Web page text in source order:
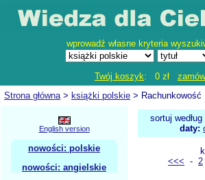
wprowadź własne kryteria
Twój koszyk: 0 zł
Strona główna> książki polskie > Rachunkowość
English version
nowości: polskie
nowości: angielskie
sortuj według
daty:
<<< - 2